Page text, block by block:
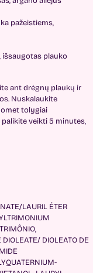
pažeistiems,
išsaugotas plauko
ant drėgnų plaukų ir
Nuskalaukite
tolygiai
veikti 5 minutes,
LAURIL ÉTER
DIOLEATO DE